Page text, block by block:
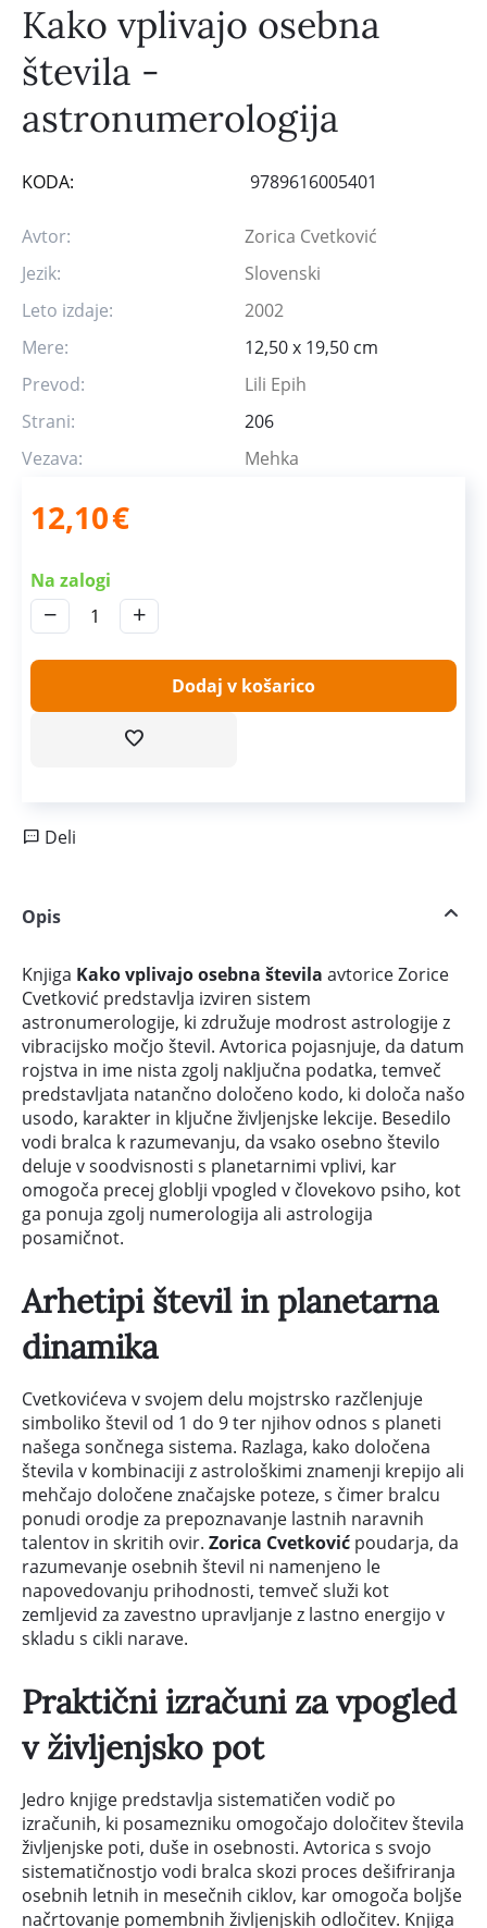
Kako vplivajo osebna
števila -
astronumerologija
KODA: 9789616005401
Avtor:
Zorica Cvetković
Jezik:
Slovenski
Leto izdaje:
2002
Mere:
12,50 x 19,50 cm
Prevod:
Lili Epih
Strani:
206
Vezava:
Mehka
12,10€
Na zalogi
+
−
Dodaj v košarico
Deli
Opis
Knjiga Kako vplivajo osebna števila avtorice Zorice
Cvetković predstavlja izviren sistem
astronumerologije, ki združuje modrost astrologije z
vibracijsko močjo števil. Avtorica pojasnjuje, da datum
rojstva in ime nista zgolj naključna podatka, temveč
predstavljata natančno določeno kodo, ki določa našo
usodo, karakter in ključne življenjske lekcije. Besedilo
vodi bralca k razumevanju, da vsako osebno število
deluje v soodvisnosti s planetarnimi vplivi, kar
omogoča precej globlji vpogled v človekovo psiho, kot
ga ponuja zgolj numerologija ali astrologija
posamičnot.
Arhetipi števil in planetarna
dinamika
Cvetkovićeva v svojem delu mojstrsko razčlenjuje
simboliko števil od 1 do 9 ter njihov odnos s planeti
našega sončnega sistema. Razlaga, kako določena
števila v kombinaciji z astrološkimi znamenji krepijo ali
mehčajo določene značajske poteze, s čimer bralcu
ponudi orodje za prepoznavanje lastnih naravnih
talentov in skritih ovir. Zorica Cvetković poudarja, da
razumevanje osebnih števil ni namenjeno le
napovedovanju prihodnosti, temveč služi kot
zemljevid za zavestno upravljanje z lastno energijo v
skladu s cikli narave.
Praktični izračuni za vpogled
v življenjsko pot
Jedro knjige predstavlja sistematičen vodič po
izračunih, ki posamezniku omogočajo določitev števila
življenjske poti, duše in osebnosti. Avtorica s svojo
sistematičnostjo vodi bralca skozi proces dešifriranja
osebnih letnih in mesečnih ciklov, kar omogoča boljše
načrtovanje pomembnih življenjskih odločitev. Knjiga